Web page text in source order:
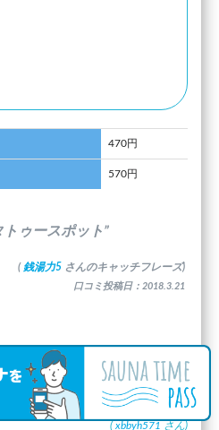
470円
570円
ゥースポット”
( 銭湯力5 さんのキャッチフレーズ)
口コミ投稿日：2018.3.21
( xbbyh571 さん)